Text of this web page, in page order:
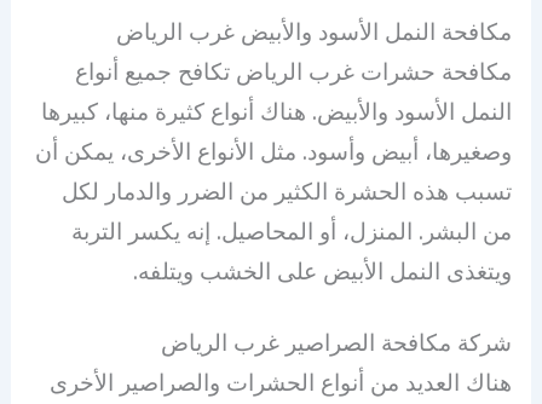
مكافحة النمل الأسود والأبيض غرب الرياض
مكافحة حشرات غرب الرياض تكافح جميع أنواع
النمل الأسود والأبيض. هناك أنواع كثيرة منها، كبيرها
وصغيرها، أبيض وأسود. مثل الأنواع الأخرى، يمكن أن
تسبب هذه الحشرة الكثير من الضرر والدمار لكل
من البشر. المنزل، أو المحاصيل. إنه يكسر التربة
ويتغذى النمل الأبيض على الخشب ويتلفه.
شركة مكافحة الصراصير غرب الرياض
هناك العديد من أنواع الحشرات والصراصير الأخرى